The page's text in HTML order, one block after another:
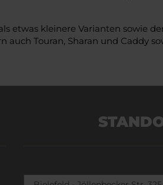
etwas kleinere Varianten sowie
Touran, Sharan und Caddy